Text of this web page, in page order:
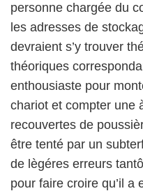
personne chargée du
les adresses de
devraient s’y trouver
théoriques
enthousiaste pour
chariot et compter une
recouvertes de
être tenté par un
de lègéres erreurs
pour faire croire qu’il a